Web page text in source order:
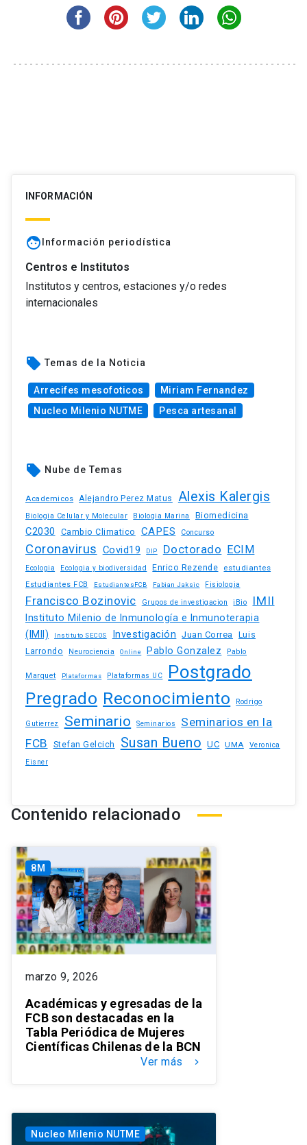
INFORMACIÓN
face Información periodística
Centros e Institutos
Institutos y centros, estaciones y/o redes
internacionales
local_offer Temas de la Noticia
Arrecifes mesofoticos
Miriam Fernandez
Nucleo Milenio NUTME
Pesca artesanal
local_offer Nube de Temas
Academicos Alejandro Perez Matus Alexis Kalergis
Biologia Celular y Molecular Biologia Marina Biomedicina
C2030 Cambio Climatico CAPES Concurso
Coronavirus Covid19 DIP Doctorado ECIM
Ecologia Ecologia y biodiversidad Enrico Rezende estudiantes
Estudiantes FCB EstudiantesFCB Fabian Jaksic Fisiologia
Francisco Bozinovic Grupos de investigacion iBio IMII
Instituto Milenio de Inmunología e Inmunoterapia
(IMII)
Instituto SECOS Investigación Juan Correa Luis
Larrondo
Neurociencia Online Pablo Gonzalez Pablo
Marquet Plataformas Plataformas UC Postgrado
Pregrado Reconocimiento Rodrigo
Gutierrez Seminario Seminarios
Seminarios en la
FCB
Stefan Gelcich Susan Bueno UC UMA
Veronica
Eisner
Contenido relacionado
8M
marzo 9, 2026
Académicas y egresadas de la
FCB son destacadas en la
Tabla Periódica de Mujeres
Científicas Chilenas de la BCN
Ver más keyboard_arrow_right
Nucleo Milenio NUTME